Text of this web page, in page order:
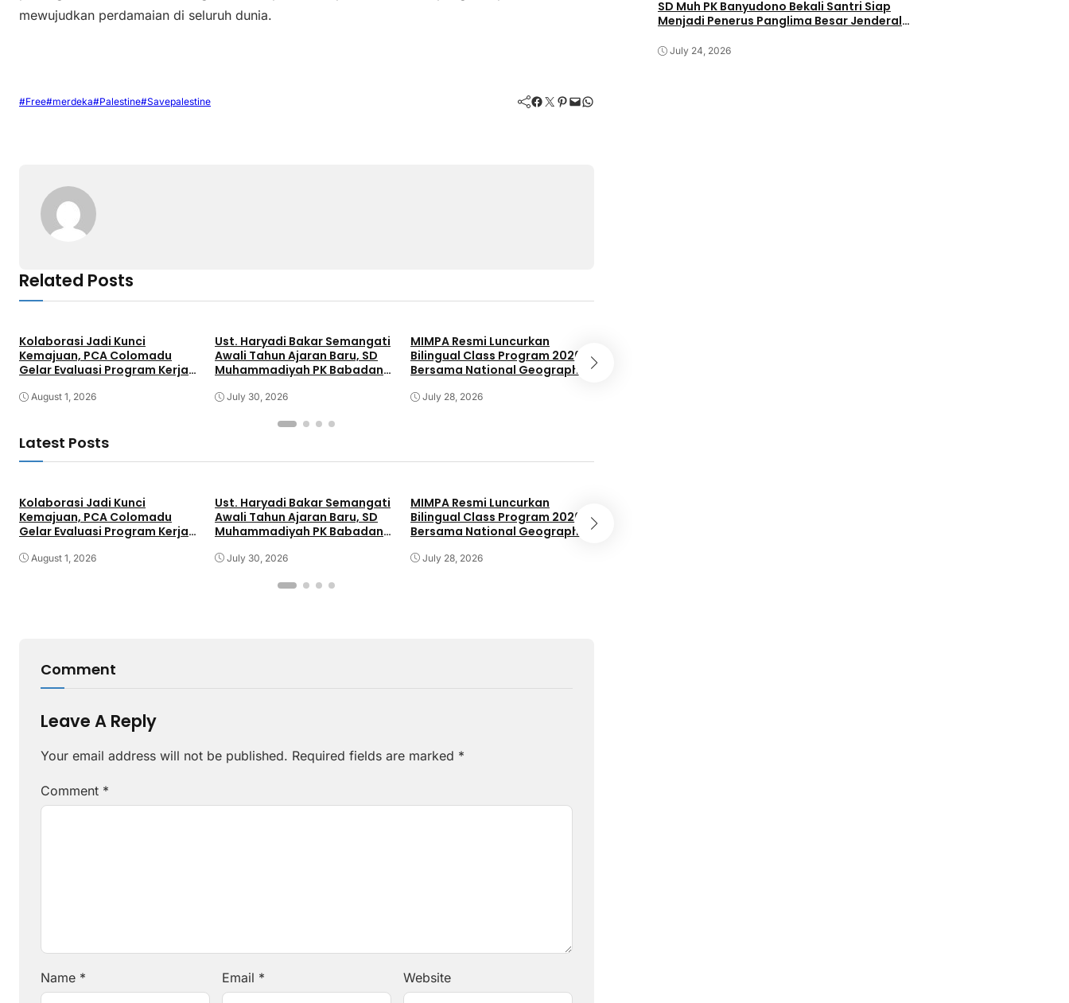
mewujudkan perdamaian di seluruh dunia.
#Free#merdeka#Palestine#Savepalestine Facebook Twitter Pinterest Mail WhatsApp
Related Posts
Kolaborasi Jadi Kunci
Kemajuan, PCA Colomadu
Gelar Evaluasi Program Kerja
August 1, 2026
Ust. Haryadi Bakar Semangati
Awali Tahun Ajaran Baru, SD
Muhammadiyah PK Babadan
Parenting
July 30, 2026
MIMPA Resmi Luncurkan
Bilingual Class Program 2026
Bersama National Geographic
July 28, 2026
Latest Posts
Kolaborasi Jadi Kunci
Kemajuan, PCA Colomadu
Gelar Evaluasi Program Kerja
August 1, 2026
Ust. Haryadi Bakar Semangati
Awali Tahun Ajaran Baru, SD
Muhammadiyah PK Babadan
Parenting
July 30, 2026
MIMPA Resmi Luncurkan
Bilingual Class Program 2026
Bersama National Geographic
July 28, 2026
Comment
Leave A Reply
Your email address will not be published. Required fields are marked *
Comment *
Name * Email * Website
SD Muh PK Banyudono Bekali Santri Siap
Menjadi Penerus Panglima Besar Jenderal
July 24, 2026